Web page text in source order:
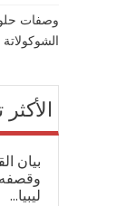
وصفات
الأكثر
بيان
ليبيا...